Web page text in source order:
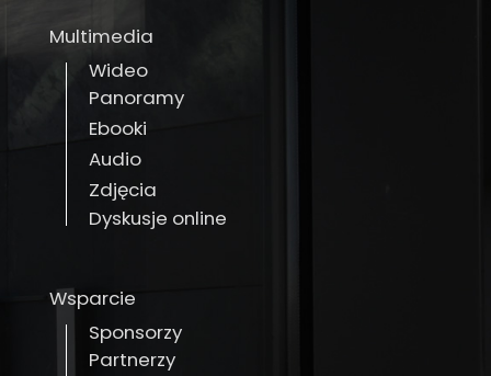
Multimedia
Wideo
Panoramy
Ebooki
Audio
Zdjęcia
Dyskusje online
Wsparcie
Sponsorzy
Partnerzy